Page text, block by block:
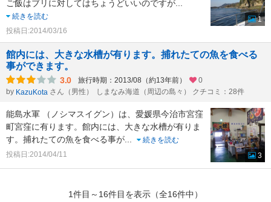
ご飯はブリに対してはちょうどいいのですが
続きを読む
投稿日:2014/03/16
1
館内には、大きな水槽が有ります。捕れたての魚を食べる
事ができます。
3.0 旅行時期：2013/08（約13年前）
0
by KazuKota さん（男性） しまなみ海道（周辺の島々） クチコミ：28件
能島水軍 （ノシマスイグン）は、愛媛県今治市宮窪
町宮窪に有ります。館内には、大きな水槽が有りま
す。捕れたての魚を食べる事が
続きを読む
投稿日:2014/04/11
3
1件目～16件目を表示（全16件中）